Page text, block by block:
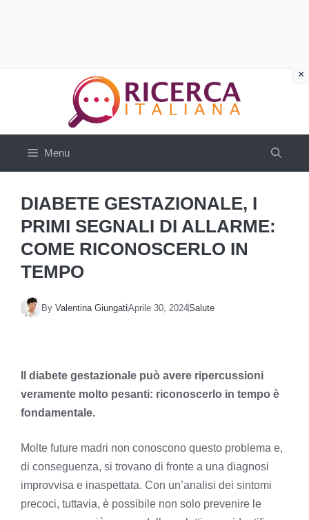
Menu
DIABETE GESTAZIONALE, I
PRIMI SEGNALI DI ALLARME:
COME RICONOSCERLO IN
TEMPO
By Valentina GiungatiAprile 30, 2024Salute
Il diabete gestazionale può avere ripercussioni
veramente molto pesanti: riconoscerlo in tempo è
fondamentale.
Molte future madri non conoscono questo problema e,
di conseguenza, si trovano di fronte a una diagnosi
improvvisa e inaspettata. Con un’analisi dei sintomi
precoci, tuttavia, è possibile non solo prevenire le